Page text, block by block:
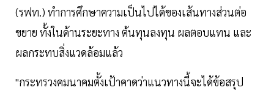
(รฟท.) ทำการศึกษาความเป็นไปได้ของเส้นทางส่วนต่อ
ขยาย ทั้งในด้านระยะทาง ต้นทุนลงทุน ผลตอบแทน และ
ผลกระทบสิ่งแวดล้อมแล้ว
"กระทรวงคมนาคมตั้งเป้าคาดว่าแนวทางนี้จะได้ข้อสรุป